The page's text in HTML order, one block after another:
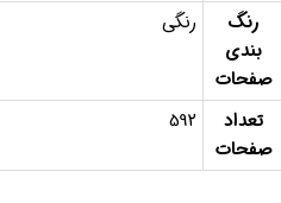
رنگ
بندی
صفحات
رنگی
تعداد
صفحات
592